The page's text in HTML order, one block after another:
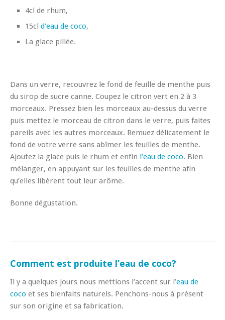
4cl de rhum,
15cl d’eau de coco,
La glace pillée.
Dans un verre, recouvrez le fond de feuille de menthe puis
du sirop de sucre canne. Coupez le citron vert en 2 à 3
morceaux. Pressez bien les morceaux au-dessus du verre
puis mettez le morceau de citron dans le verre, puis faites
pareils avec les autres morceaux. Remuez délicatement le
fond de votre verre sans abîmer les feuilles de menthe.
Ajoutez la glace puis le rhum et enfin l’eau de coco. Bien
mélanger, en appuyant sur les feuilles de menthe afin
qu’elles libèrent tout leur arôme.
Bonne dégustation.
Comment est produite l’eau de coco?
Il y a quelques jours nous mettions l’accent sur l’eau de
coco et ses bienfaits naturels. Penchons-nous à présent
sur son origine et sa fabrication.